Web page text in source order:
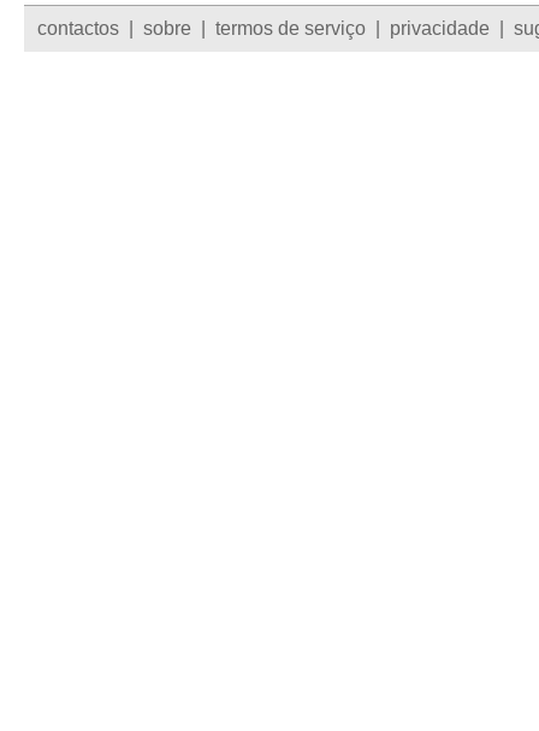
contactos sobre termos de serviço privacidade